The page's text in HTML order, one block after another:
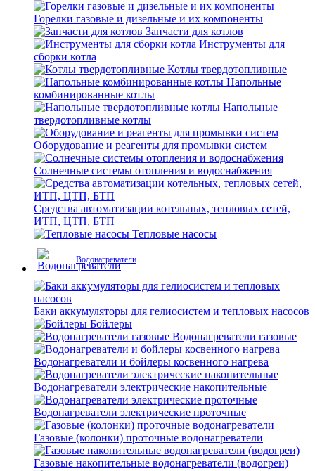
Горелки газовые и дизельные и их компоненты
Запчасти для котлов
Инструменты для
сборки котла
Котлы твердотопливные
Напольные
комбинированные котлы
Напольные
твердотопливные котлы
Оборудование и реагенты для промывки систем
Солнечные системы отопления и водоснабжения
Средства автоматизации котельных, тепловых сетей,
ИТП, ЦТП, БТП
Тепловые насосы
Водонагреватели
Баки аккумуляторы для гелиосистем и тепловых насосов
Бойлеры
Водонагреватели газовые
Водонагреватели и бойлеры косвенного нагрева
Водонагреватели электрические накопительные
Водонагреватели электрические проточные
Газовые (колонки) проточные водонагреватели
Газовые накопительные водонагреватели (водогреи)